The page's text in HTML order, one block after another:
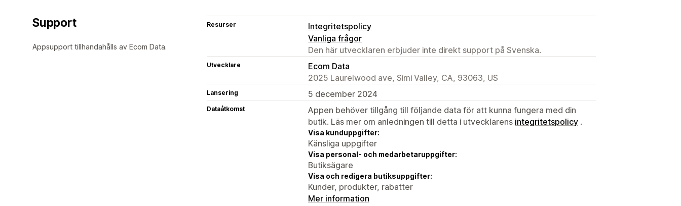
Support
Appsupport tillhandahålls av Ecom Data.
Resurser
Integritetspolicy
Vanliga frågor
Den här utvecklaren erbjuder inte direkt support på Svenska.
Utvecklare
Ecom Data
2025 Laurelwood ave, Simi Valley, CA, 93063, US
Lansering 5 december 2024
Dataåtkomst
Appen behöver tillgång till följande data för att kunna fungera med din
butik. Läs mer om anledningen till detta i utvecklarens integritetspolicy .
Visa kunduppgifter:
Känsliga uppgifter
Visa personal- och medarbetaruppgifter:
Butiksägare
Visa och redigera butiksuppgifter:
Kunder, produkter, rabatter
Mer information